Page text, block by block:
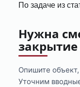
По задаче из
Нужна
Опишите
Уточним